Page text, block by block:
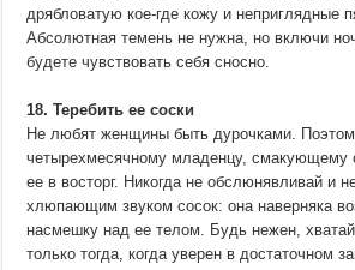
дрябловатую кое-где кожу и неприглядные
Абсолютная темень не нужна, но включи
будете чувствовать себя сносно.
18. Теребить ее соски
Не любят женщины быть дурочками.
четырехмесячному младенцу, смакующему
ее в восторг. Никогда не обслюнявливай и
хлюпающим звуком сосок: она наверняка
насмешку над ее телом. Будь нежен,
только тогда, когда уверен в достаточном